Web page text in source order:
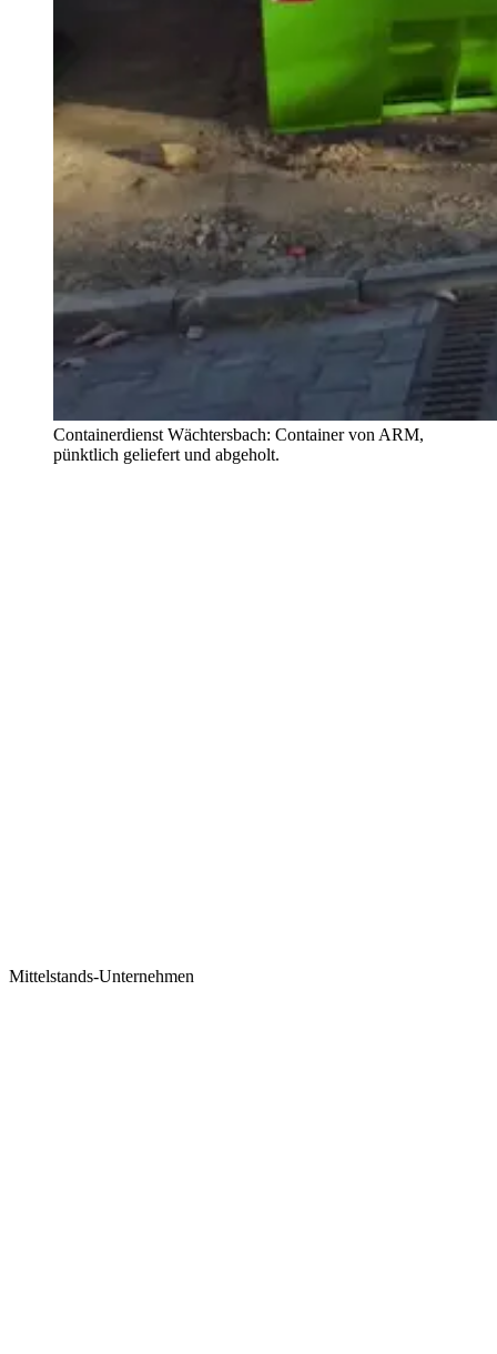
Containerdienst Wächtersbach: Container von ARM,
pünktlich geliefert und abgeholt.
Mittelstands-Unternehmen